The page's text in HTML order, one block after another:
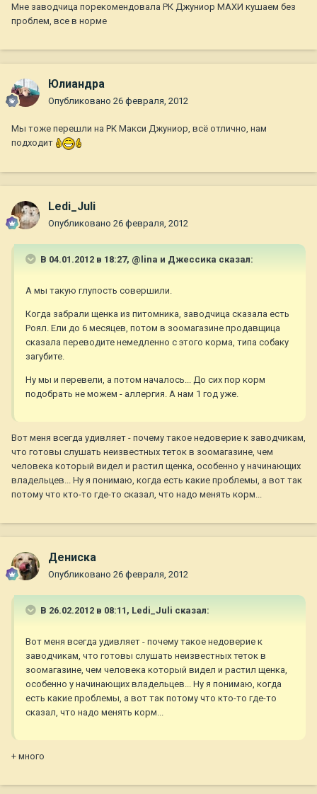
Мне заводчица порекомендовала РК Джуниор МАХИ кушаем без
проблем, все в норме
Юлиандра
Опубликовано 26 февраля, 2012
Мы тоже перешли на РК Макси Джуниор, всё отлично, нам
подходит
Ledi_Juli
Опубликовано 26 февраля, 2012
В 04.01.2012 в 18:27, @lina и Джессика сказал:
А мы такую глупость совершили.
Когда забрали щенка из питомника, заводчица сказала есть
Роял. Ели до 6 месяцев, потом в зоомагазине продавщица
сказала переводите немедленно с этого корма, типа собаку
загубите.
Ну мы и перевели, а потом началось... До сих пор корм
подобрать не можем - аллергия. А нам 1 год уже.
Вот меня всегда удивляет - почему такое недоверие к заводчикам,
что готовы слушать неизвестных теток в зоомагазине, чем
человека который видел и растил щенка, особенно у начинающих
владельцев... Ну я понимаю, когда есть какие проблемы, а вот так
потому что кто-то где-то сказал, что надо менять корм...
Дениска
Опубликовано 26 февраля, 2012
В 26.02.2012 в 08:11, Ledi_Juli сказал:
Вот меня всегда удивляет - почему такое недоверие к
заводчикам, что готовы слушать неизвестных теток в
зоомагазине, чем человека который видел и растил щенка,
особенно у начинающих владельцев... Ну я понимаю, когда
есть какие проблемы, а вот так потому что кто-то где-то
сказал, что надо менять корм...
+ много